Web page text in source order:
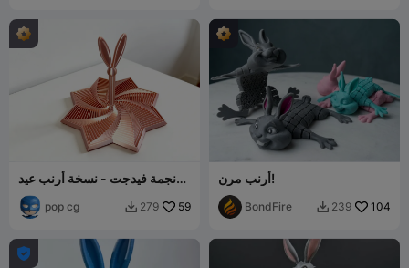
نجمة فيدجت - نسخة أرنب عيد
الفصح
pop cg  279 59
أرنب مرن!
BondFire  239 104
